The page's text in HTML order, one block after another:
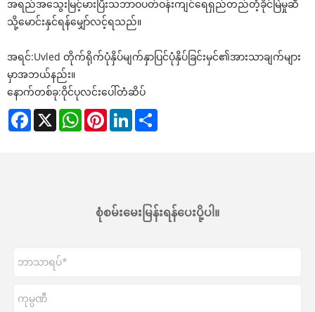
အရည်အသွေးမြင့်မားပြီးသဘာဝပတ်ဝန်းကျင်ရေရှည်တည်တံ့ခိုင်မြဲမှုဆီ
သို့မောင်းနှင်ရန်မျှော်လင့်ရသည်။
အရင်:Uvled တိုက်ရိုက်ပုံနှိပ်မျက်နှာပြင်ပုံနှိပ်ခြင်းမှင်၏အားသာချက်များ
မှာအဘယ်နည်း။
နောက်တစ်ခု:ဝိုင်ပုလင်းပေါ်တံဆိပ်
Facebook
X WhatsAppPinterestLinkedIn
စုံစမ်းမေးမြန်းရန်ပေးပို့ပါ။